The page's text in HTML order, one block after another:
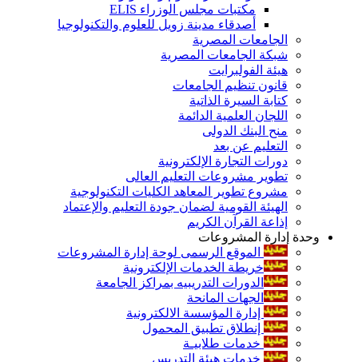
مكتبات مجلس الوزراء ELIS
أصدقاء مدينة زويل للعلوم والتكنولوجيا
الجامعات المصرية
شبكة الجامعات المصرية
هيئة الفولبرايت
قانون تنظيم الجامعات
كتابة السيرة الذاتية
اللجان العلمية الدائمة
منح البنك الدولى
التعليم عن بعد
دورات التجارة الإلكترونية
تطوير مشروعات التعليم العالى
مشروع تطوير المعاهد الكليات التكنولوجية
الهيئة القومية لضمان جودة التعليم والإعتماد
إذاعة القرآن الكريم
وحدة إدارة المشروعات
الموقع الرسمى لوحة إدارة المشروعات
خريطة الخدمات الإلكترونية
الدورات التدريبيه بمراكز الجامعة
الجهات المانحة
إدارة المؤسسة الالكترونية
إنطلاق تطبيق المحمول
خدمات طلابيـة
خدمات هيئة التدريس